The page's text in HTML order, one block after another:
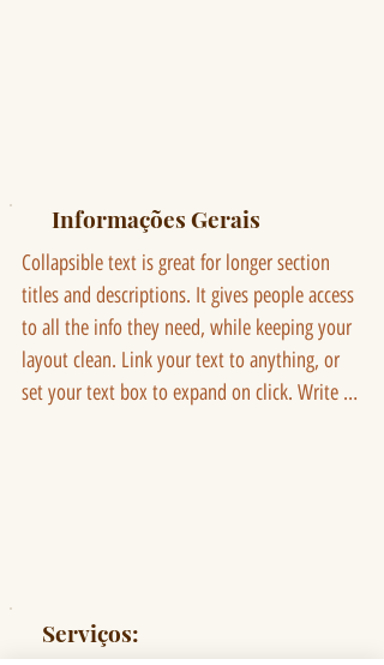
Informações Gerais
Collapsible text is great for longer section
titles and descriptions. It gives people access
to all the info they need, while keeping your
layout clean. Link your text to anything, or
set your text box to expand on click. Write
Serviços: